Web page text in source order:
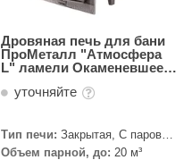
Дровяная печь для бани
ПроМеталл "Атмосфера
L" ламели Окаменевшее
уточняйте
Тип печи: Закрытая, С паровой
пушкой
Объем парной, до: 20 м³